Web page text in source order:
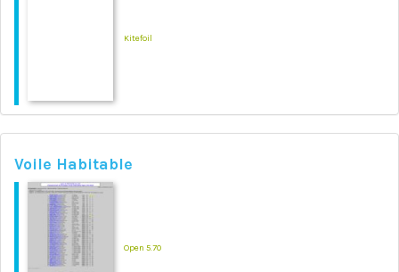
Kitefoil
Voile Habitable
Open 5.70